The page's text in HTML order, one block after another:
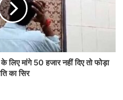
लिए मांगे 50 हजार नहीं दिए तो फोड़ा
का सिर